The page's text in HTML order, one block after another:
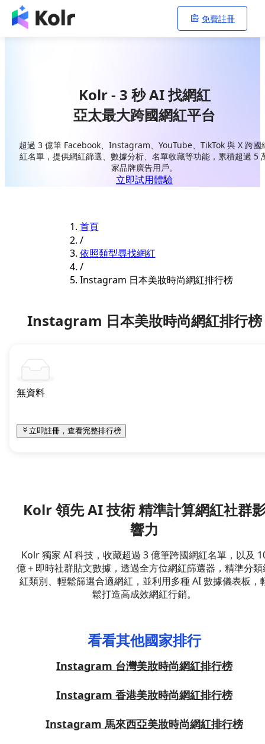
免費註冊
Kolr - 3 秒 AI 找網紅
亞太最大跨國網紅平台
超過 3 億筆 Facebook、Instagram、YouTube、TikTok 與 X 跨國
紅名單，提供網紅篩選、數據分析、名單收藏等功能，累積超過 5
家品牌廣告用戶。
立即試用體驗
首頁
/
依照類型尋找網紅
/
Instagram 日本美妝時尚網紅排行榜
Instagram 日本美妝時尚網紅排行榜
無資料
立即註冊，查看完整排行榜
Kolr 領先 AI 技術 精準計算網紅社群
響力
Kolr 獨家 AI 科技，收藏超過 3 億筆跨國網紅名單，以及
億＋即時社群貼文數據，透過全方位網紅篩選器，精準分類
紅類別、輕鬆篩選合適網紅，並利用多種 AI 數據儀表板，
鬆打造高成效網紅行銷。
看看其他國家排行
Instagram 台灣美妝時尚網紅排行榜
Instagram 香港美妝時尚網紅排行榜
Instagram 馬來西亞美妝時尚網紅排行榜